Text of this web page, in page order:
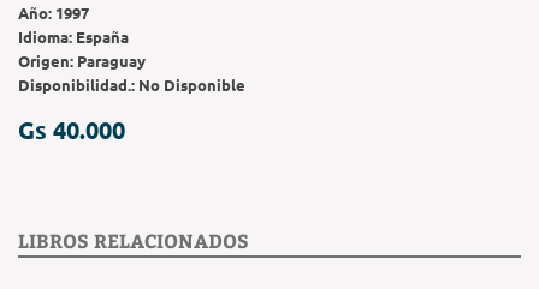
Año: 1997
Idioma: España
Origen: Paraguay
Disponibilidad.: No Disponible
Gs 40.000
LIBROS RELACIONADOS